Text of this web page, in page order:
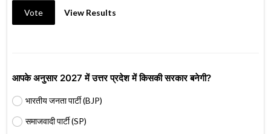
Vote View Results
आपके अनुसार 2027 में उत्तर प्रदेश में किसकी सरकार बनेगी?
भारतीय जनता पार्टी (BJP)
समाजवादी पार्टी (SP)